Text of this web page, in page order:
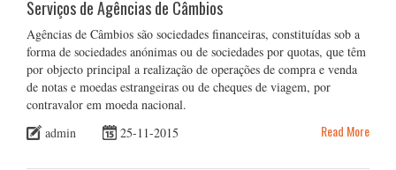
Serviços de Agências de Câmbios
Agências de Câmbios são sociedades financeiras, constituídas sob a
forma de sociedades anónimas ou de sociedades por quotas, que têm
por objecto principal a realização de operações de compra e venda
de notas e moedas estrangeiras ou de cheques de viagem, por
contravalor em moeda nacional.
admin
25-11-2015 Read More